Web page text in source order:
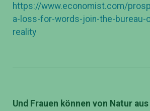
https://www.economist.com/
a-loss-for-words-join-the-bureau-
reality
Und Frauen können von Natur